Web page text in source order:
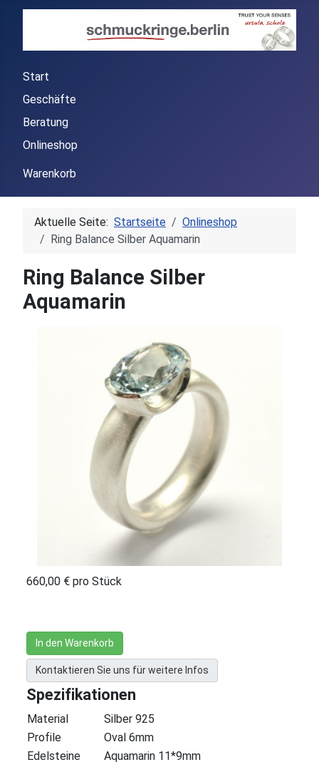
Start
Geschäfte
Beratung
Onlineshop
Warenkorb
Aktuelle Seite: Startseite
Onlineshop
Ring Balance Silber Aquamarin
Ring Balance Silber
Aquamarin
660,00 € pro Stück
In den Warenkorb
Kontaktieren Sie uns für weitere Infos
Spezifikationen
Material
Silber 925
Profile
Oval 6mm
Edelsteine
Aquamarin 11*9mm